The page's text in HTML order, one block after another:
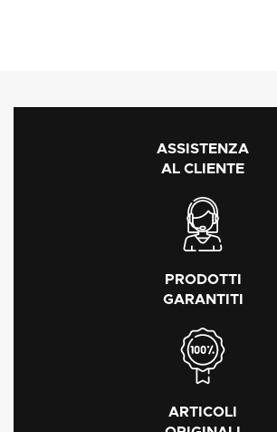
ASSISTENZA
AL CLIENTE
PRODOTTI
GARANTITI
ARTICOLI